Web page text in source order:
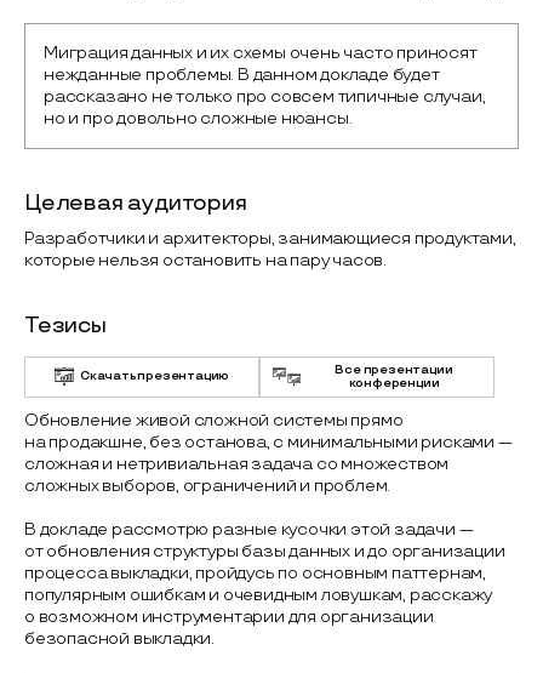
Миграция данных и их схемы очень часто приносят
нежданные проблемы. В данном докладе будет
рассказано не только про совсем типичные случаи,
но и про довольно сложные нюансы.
Целевая аудитория
Разработчики и архитекторы, занимающиеся продуктами,
которые нельзя остановить на пару часов.
Тезисы
Скачать презентацию
Все презентации
конференции
Обновление живой сложной системы прямо
на продакшне, без останова, с минимальными рисками —
сложная и нетривиальная задача со множеством
сложных выборов, ограничений и проблем.
В докладе рассмотрю разные кусочки этой задачи —
от обновления структуры базы данных и до организации
процесса выкладки, пройдусь по основным паттернам,
популярным ошибкам и очевидным ловушкам, расскажу
о возможном инструментарии для организации
безопасной выкладки.